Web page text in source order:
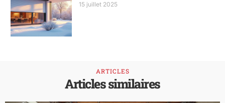
15 juillet 2025
ARTICLES
Articles similaires